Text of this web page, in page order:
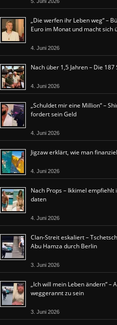
„Die werfen ihr Leben weg“ –
Euro im Monat und macht
4. Juni 2026
Nach über 1,5 Jahren – Die
4. Juni 2026
„Schuldet mir eine Million“ –
fordert sein Geld
4. Juni 2026
Jigzaw erklärt, wie man
4. Juni 2026
Nach Props – Ikkimel
daten
4. Juni 2026
Clan-Streit eskaliert –
Abu Hamza durch Berlin
3. Juni 2026
„Ich will mein Leben ändern“
weggerannt zu sein
3. Juni 2026